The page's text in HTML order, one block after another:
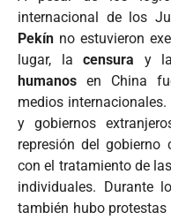
internacional de los
Pekín no estuvieron
lugar, la censura y
humanos en China
medios
y gobiernos
represión del gobierno
con el tratamiento de
individuales. Durante
también hubo